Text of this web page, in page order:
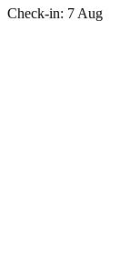
Check-in: 7 Aug